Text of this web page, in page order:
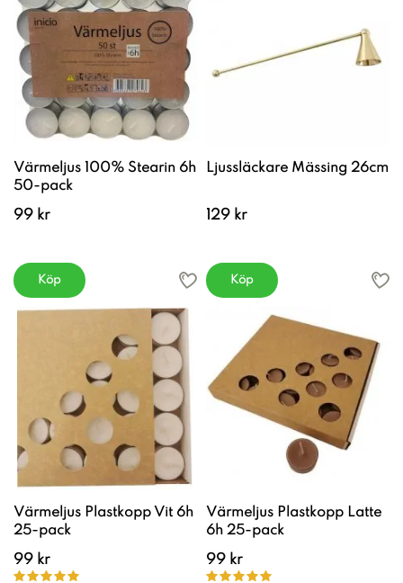
Värmeljus 100% Stearin 6h
50-pack
99 kr
Köp
Ljussläckare Mässing 26cm
129 kr
Köp
Värmeljus Plastkopp Vit 6h
25-pack
99 kr
Värmeljus Plastkopp Latte
6h 25-pack
99 kr